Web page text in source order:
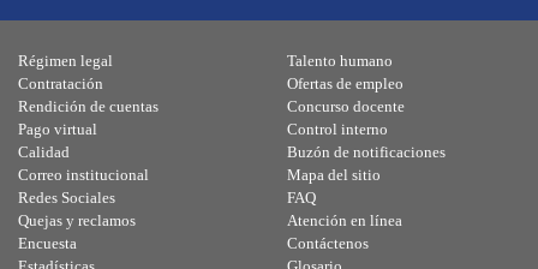
Régimen legal
Contratación
Rendición de cuentas
Pago virtual
Calidad
Talento humano
Ofertas de empleo
Concurso docente
Control interno
Buzón de notificaciones
Correo institucional
Redes Sociales
Quejas y reclamos
Encuesta
Mapa del sitio
FAQ
Atención en línea
Contáctenos